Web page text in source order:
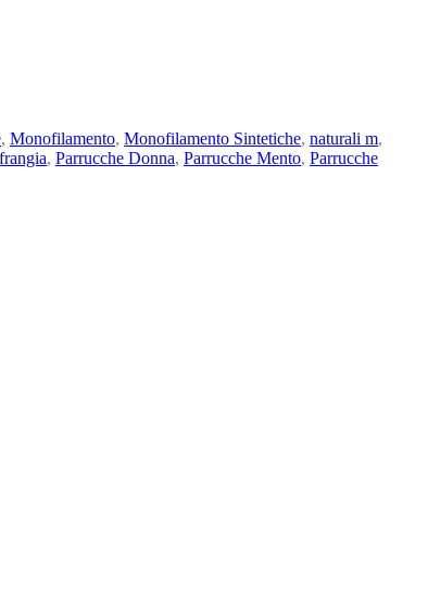
, Monofilamento, Monofilamento Sintetiche, naturali m,
, Parrucche Donna, Parrucche Mento, Parrucche